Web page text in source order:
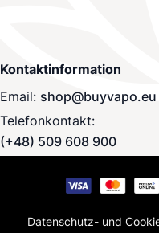
Kontaktinformation
Email: shop@buyvapo.eu
Telefonkontakt:
(+48) 509 608 900
Datenschutz- und